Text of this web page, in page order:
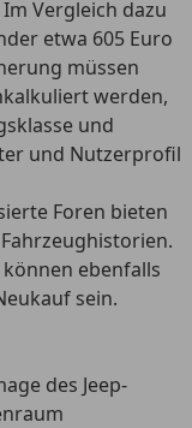
Vergleich dazu
etwa 605 Euro
müssen
werden,
und
und Nutzerprofil
Foren bieten
ebenfalls
sein.
des Jeep-